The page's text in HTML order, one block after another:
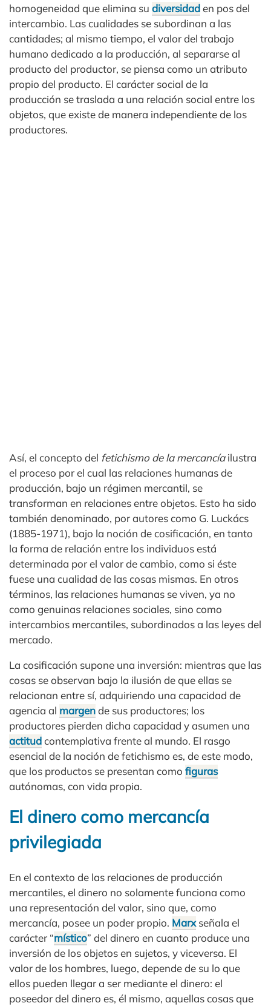
homogeneidad que elimina su diversidaden pos del
intercambio. Las cualidades se subordinan a las
cantidades; al mismo tiempo, el valor del trabajo
humano dedicado a la producción, al separarse al
producto del productor, se piensa como un atributo
propio del producto. El carácter social de la
producción se traslada a una relación social entre los
objetos, que existe de manera independiente de los
productores.
Así, el concepto del fetichismo de la mercancíailustra
el proceso por el cual las relaciones humanas de
producción, bajo un régimen mercantil, se
transforman en relaciones entre objetos. Esto ha sido
también denominado, por autores como G. Luckács
(1885-1971), bajo la noción de cosificación, en tanto
la forma de relación entre los individuos está
determinada por el valor de cambio, como si éste
fuese una cualidad de las cosas mismas. En otros
términos, las relaciones humanas se viven, ya no
como genuinas relaciones sociales, sino como
intercambios mercantiles, subordinados a las leyes del
mercado.
La cosificación supone una inversión: mientras que las
cosas se observan bajo la ilusión de que ellas se
relacionan entre sí, adquiriendo una capacidad de
agencia al margende sus productores; los
productores pierden dicha capacidad y asumen una
actitudcontemplativa frente al mundo. El rasgo
esencial de la noción de fetichismo es, de este modo,
que los productos se presentan como figuras
autónomas, con vida propia.
El dinero como mercancía
privilegiada
En el contexto de las relaciones de producción
mercantiles, el dinero no solamente funciona como
una representación del valor, sino que, como
mercancía, posee un poder propio. Marxseñala el
carácter “místico” del dinero en cuanto produce una
inversión de los objetos en sujetos, y viceversa. El
valor de los hombres, luego, depende de su lo que
ellos pueden llegar a ser mediante el dinero: el
poseedor del dinero es, él mismo, aquellas cosas que